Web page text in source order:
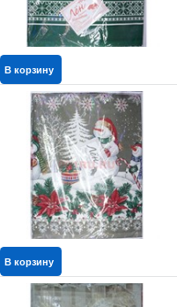
В корзину
В корзину